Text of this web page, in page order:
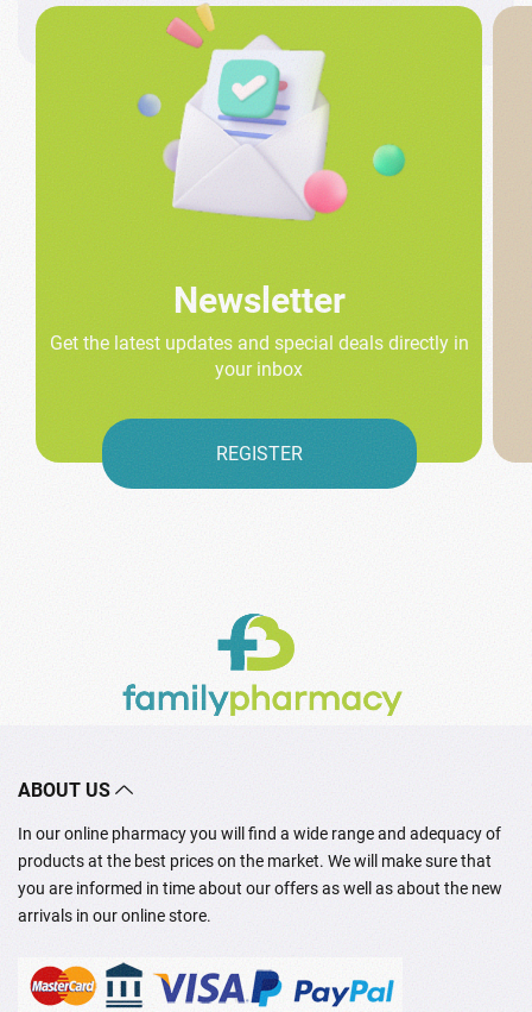
Newsletter
Get the latest updates and special deals directly in
your inbox
REGISTER
ABOUT US
In our online pharmacy you will find a wide range and adequacy of
products at the best prices on the market. We will make sure that
you are informed in time about our offers as well as about the new
arrivals in our online store.